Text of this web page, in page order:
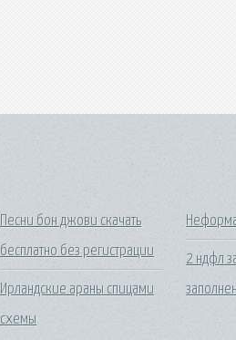
Песни бон джови скачать
бесплатно без регистрации
Ирландские араны спицами
схемы
2 ндфл